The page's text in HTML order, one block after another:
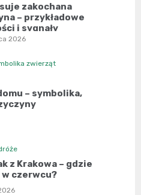
zakochana
– przykładowe
i sygnały
2026
zwierząt
– symbolika,
z Krakowa – gdzie
czerwcu?